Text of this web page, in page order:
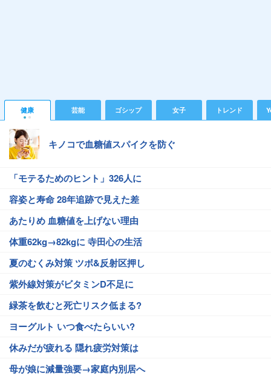
健康 芸能 ゴシップ 女子 トレンド
キノコで血糖値スパイクを防ぐ
「モテるためのヒント」326人に
容姿と寿命 28年追跡で見えた差
あたりめ 血糖値を上げない理由
体重62kg→82kgに 寺田心の生活
夏のむくみ対策 ツボ&反射区押し
紫外線対策がビタミンD不足に
緑茶を飲むと死亡リスク低まる?
ヨーグルト いつ食べたらいい?
休みだが疲れる 隠れ疲労対策は
母が娘に減量強要→家庭内別居へ